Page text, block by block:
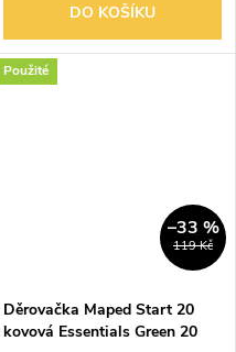
DO KOŠÍKU
Použité
119 Kč
–33 %
Děrovačka Maped Start 20
kovová Essentials Green 20